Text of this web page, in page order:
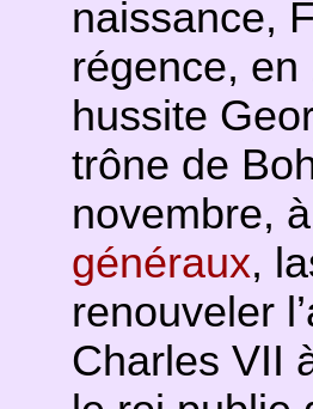
naissance,
régence,
hussite
trône de
novembre,
généraux,
renouveler
Charles VII